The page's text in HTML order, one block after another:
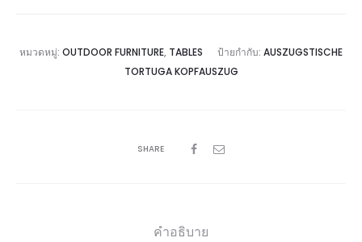
หมวดหมู่: OUTDOOR FURNITURE, TABLES ป้ายกำกับ: AUSZUGSTISCHE
TORTUGA KOPFAUSZUG
SHARE
คำอธิบาย